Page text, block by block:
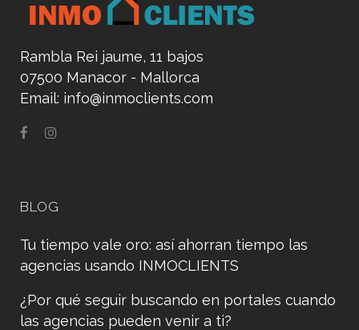
Rambla Rei jaume, 11 bajos
07500 Manacor - Mallorca
Email: info@inmoclients.com
BLOG
Tu tiempo vale oro: así ahorran tiempo las
agencias usando INMOCLIENTS
¿Por qué seguir buscando en portales cuando
las agencias pueden venir a ti?